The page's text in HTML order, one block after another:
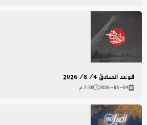
الوعد الصادق 2026/8/4
2026-08-04 7:30 م